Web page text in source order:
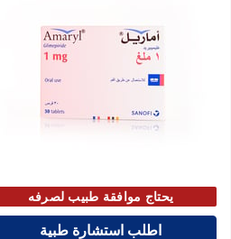
يحتاج موافقة طبيب لصرفه
اطلب استشارة طبية